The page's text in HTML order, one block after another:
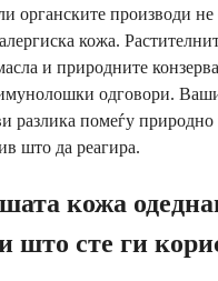
органските производи не
кожа.
и природните
одговори.
разлика помеѓу природно
што да реагира.
кожа
што сте ги